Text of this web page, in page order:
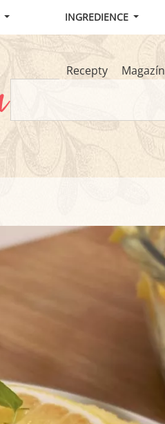
INGREDIENCE
Recepty Magazín